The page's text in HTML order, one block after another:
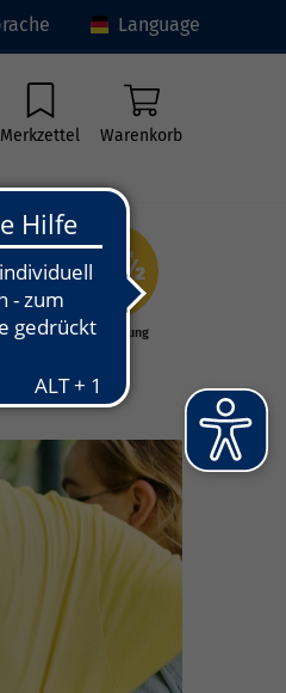
Language
Merkzettel Warenkorb
Grundbildung